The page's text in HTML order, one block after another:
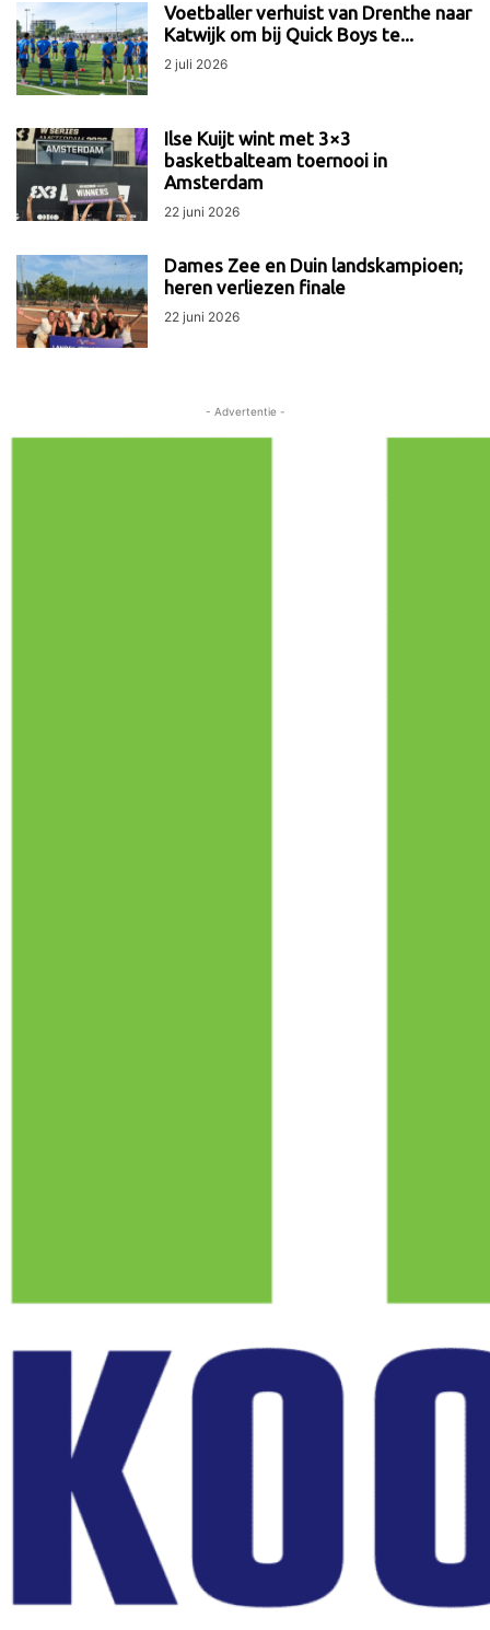
Voetballer verhuist van Drenthe naar
Katwijk om bij Quick Boys te...
2 juli 2026
Ilse Kuijt wint met 3×3
basketbalteam toernooi in
Amsterdam
22 juni 2026
Dames Zee en Duin landskampioen;
heren verliezen finale
22 juni 2026
- Advertentie -